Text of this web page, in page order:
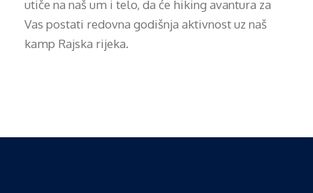
utiče na naš um i telo, da će hiking avantura za
Vas postati redovna godišnja aktivnost uz naš
kamp Rajska rijeka.